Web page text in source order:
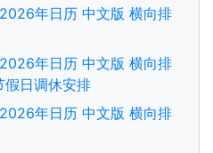
年日历 中文版 横向排
年日历 中文版 横向排
假日调休安排
年日历 中文版 横向排